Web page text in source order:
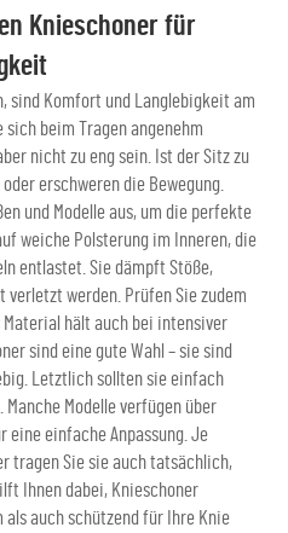
Knieschoner für
sind Komfort und Langlebigkeit am
beim Tragen angenehm
nicht zu eng sein. Ist der Sitz zu
erschweren die Bewegung.
und Modelle aus, um die perfekte
weiche Polsterung im Inneren, die
entlastet. Sie dämpft Stöße,
verletzt werden. Prüfen Sie zudem
hält auch bei intensiver
sind eine gute Wahl – sie sind
Letztlich sollten sie einfach
Modelle verfügen über
eine einfache Anpassung. Je
tragen Sie sie auch tatsächlich,
Ihnen dabei, Knieschoner
als auch schützend für Ihre Knie